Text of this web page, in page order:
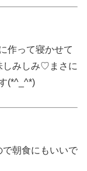
作って寝かせて
しみしみ♡まさに
(*^_^*)
朝食にもいいで